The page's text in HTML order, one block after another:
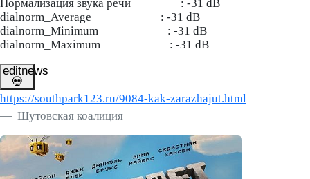
Нормализация звука речи : -31 dB
dialnorm_Average : -31 dB
dialnorm_Minimum : -31 dB
dialnorm_Maximum : -31 dB
editnews
💀
https://southpark123.ru/9084-kak-zarazhajut.html
Шутовская коалиция